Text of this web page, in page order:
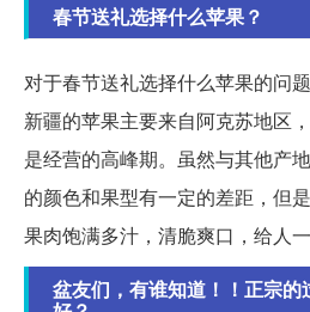
春节送礼选择什么苹果？
对于春节送礼选择什么苹果的问
新疆的苹果主要来自阿克苏地区
是经营的高峰期。虽然与其他产
的颜色和果型有一定的差距，但
果肉饱满多汁，清脆爽口，给人
盆友们，有谁知道！！正宗的